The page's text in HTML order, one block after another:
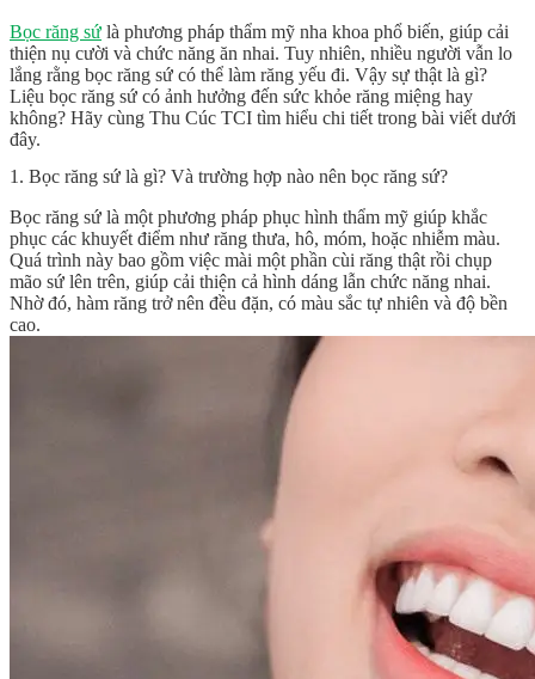
Bọc răng sứ là phương pháp thẩm mỹ nha khoa phổ biến, giúp cải
thiện nụ cười và chức năng ăn nhai. Tuy nhiên, nhiều người vẫn lo
lắng rằng bọc răng sứ có thể làm răng yếu đi. Vậy sự thật là gì?
Liệu bọc răng sứ có ảnh hưởng đến sức khỏe răng miệng hay
không? Hãy cùng Thu Cúc TCI tìm hiểu chi tiết trong bài viết dưới
đây.
1. Bọc răng sứ là gì? Và trường hợp nào nên bọc răng sứ?
Bọc răng sứ là một phương pháp phục hình thẩm mỹ giúp khắc
phục các khuyết điểm như răng thưa, hô, móm, hoặc nhiễm màu.
Quá trình này bao gồm việc mài một phần cùi răng thật rồi chụp
mão sứ lên trên, giúp cải thiện cả hình dáng lẫn chức năng nhai.
Nhờ đó, hàm răng trở nên đều đặn, có màu sắc tự nhiên và độ bền
cao.